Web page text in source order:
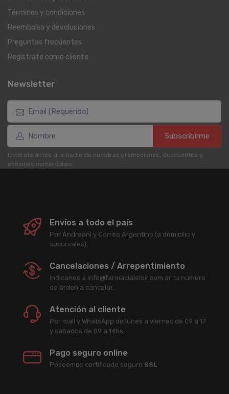
Términos y condiciones
Reembolso y devoluciones
Preguntas frecuentes
Registrate como cliente
Newsletter
Subscribirme
Enterate antes que nadie de nuestras promociones, descuentos y
acciones comerciales.
Envíos a todo el país
Por Andreani y Correo Argentino (a domicilio y
sucursales).
Cancelaciones / Arrepentimiento
Indicanos a info@farmacialeloir.com.ar tu número
de órden a cancelar.
Atención al cliente
Por mail y WhatsApp de lunes a viernes de 09 a 17
y sábados de 09 a 14hs.
Pago seguro online
Poseemos certificado seguro SSL